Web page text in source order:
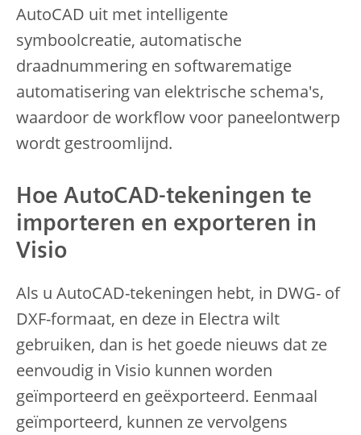
AutoCAD uit met intelligente
symboolcreatie, automatische
draadnummering en softwarematige
automatisering van elektrische schema's,
waardoor de workflow voor paneelontwerp
wordt gestroomlijnd.
Hoe AutoCAD-tekeningen te
importeren en exporteren in
Visio
Als u AutoCAD-tekeningen hebt, in DWG- of
DXF-formaat, en deze in Electra wilt
gebruiken, dan is het goede nieuws dat ze
eenvoudig in Visio kunnen worden
geïmporteerd en geëxporteerd. Eenmaal
geïmporteerd, kunnen ze vervolgens